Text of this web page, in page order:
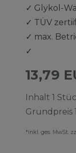
✓ Glykol-
✓ TÜV
✓ max.
✓
13,79
Inhalt 1
Grundpreis
*inkl. ges. MwSt.